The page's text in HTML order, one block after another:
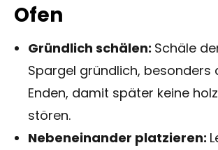
Ofen
Gründlich schälen: Schäle
Spargel gründlich, besonders
Enden, damit später keine
stören.
Nebeneinander platzieren: